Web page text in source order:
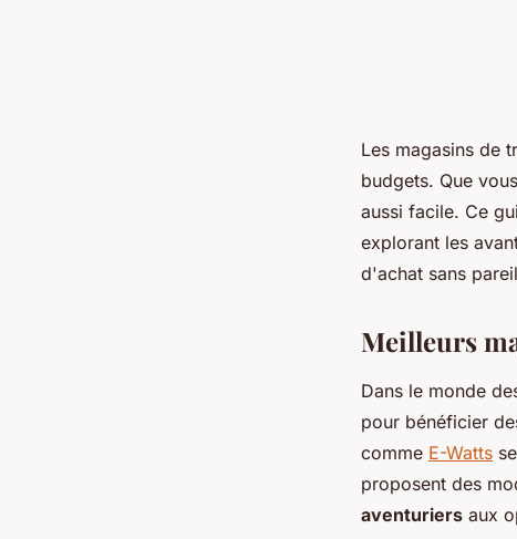
Les magasins de
budgets. Que
aussi facile. Ce
explorant les
d'achat sans
Meilleurs
Dans le monde
pour bénéficier
comme E-Watts
proposent des
aventuriers aux